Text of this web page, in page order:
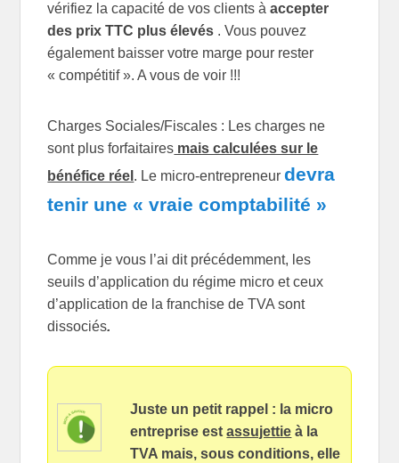
vérifiez la capacité de vos clients à accepter
des prix TTC plus élevés . Vous pouvez
également baisser votre marge pour rester
« compétitif ». A vous de voir !!!
Charges Sociales/Fiscales : Les charges ne
sont plus forfaitaires mais calculées sur le
bénéfice réel . Le micro-entrepreneurdevra
tenir une « vraie comptabilité »
Comme je vous l’ai dit précédemment, les
seuils d’application du régime micro et ceux
d’application de la franchise de TVA sont
dissociés.
Juste un petit rappel : la micro
entreprise estassujettie à la
TVA mais, sous conditions, elle